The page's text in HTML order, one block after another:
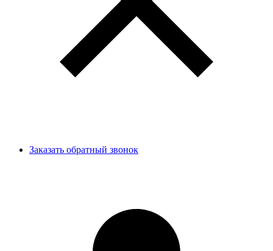
Заказать обратный звонок